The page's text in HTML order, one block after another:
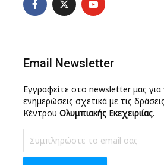
Email Newsletter
Εγγραφείτε στο newsletter μας για
ενημερώσεις σχετικά με τις
Κέντρου Ολυμπιακής Εκεχειριίας.